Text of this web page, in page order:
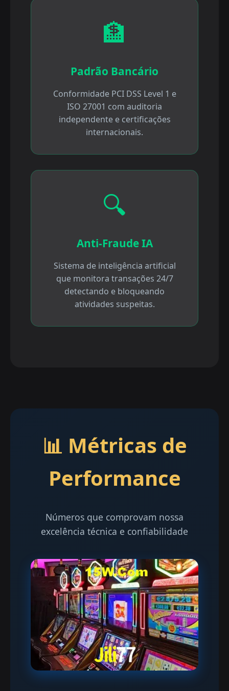
🏦
Padrão Bancário
Conformidade PCI DSS Level 1 e
ISO 27001 com auditoria
independente e certificações
internacionais.
🔍
Anti-Fraude IA
Sistema de inteligência artificial
que monitora transações 24/7
detectando e bloqueando
atividades suspeitas.
📊 Métricas de
Performance
Números que comprovam nossa
excelência técnica e confiabilidade